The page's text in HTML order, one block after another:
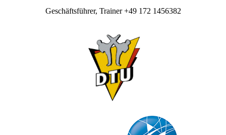
Geschäftsführer, Trainer +49 172 1456382